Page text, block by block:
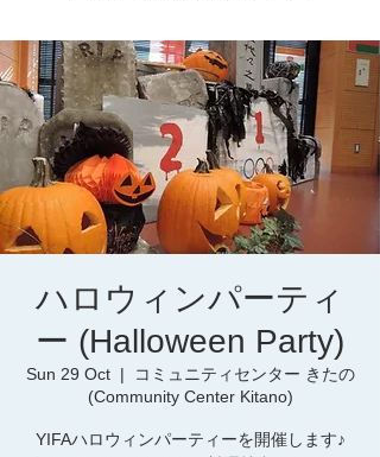
ハロウィンパーティ
ー (Halloween Party)
Sun 29 Oct
  |
コミュニティセンター きたの
(Community Center Kitano)
YIFAハロウィンパーティーを開催します♪